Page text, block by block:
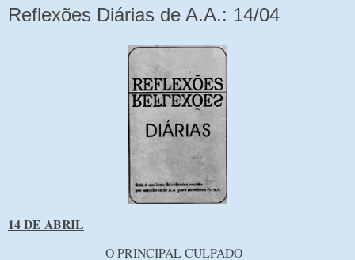
Reflexões Diárias de A.A.: 14/04
14 DE ABRIL
O PRINCIPAL CULPADO